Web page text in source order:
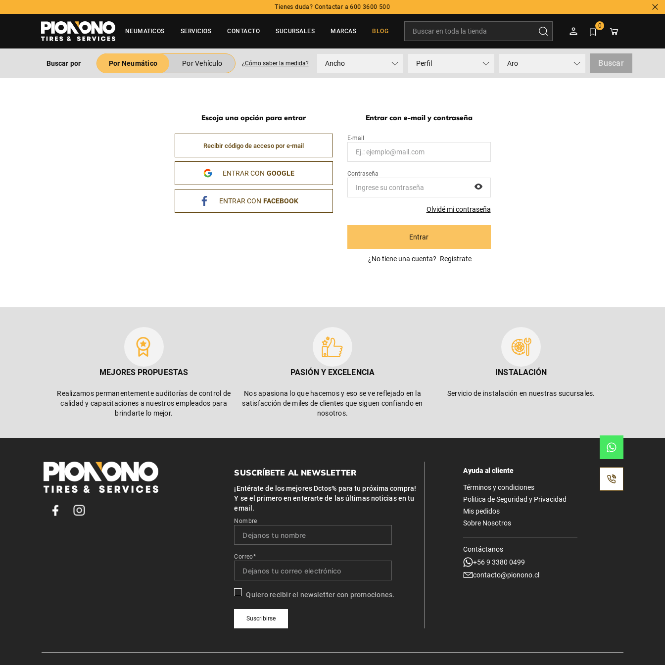
Tienes duda? Contactar a 600 3600 500
NEUMATICOS SERVICIOS CONTACTO SUCURSALES MARCAS BLOG
0
Buscar por Por Neumático Por Vehículo ¿Cómo saber la medida? Ancho Perfil Aro Buscar
Escoja una opción para entrar
Recibir código de acceso por e-mail
ENTRAR CON GOOGLE
ENTRAR CON FACEBOOK
Entrar con e-mail y contraseña
Olvidé mi contraseña
Entrar
¿No tiene una cuenta? Regístrese
MEJORES PROPUESTAS
Realizamos permanentemente auditorías de control de
calidad y capacitaciones a nuestros empleados para
brindarte lo mejor.
PASIÓN Y EXCELENCIA
Nos apasiona lo que hacemos y eso se ve reflejado en la
satisfacción de miles de clientes que siguen confiando en
nosotros.
INSTALACIÓN
Servicio de instalación en nuestras sucursales.
SUSCRÍBETE AL NEWSLETTER
¡Entérate de los mejores Dctos% para tu próxima compra!
Y se el primero en enterarte de las últimas noticias en tu
email.
Nombre
Correo*
Quiero recibir el newsletter con promociones.
Suscribirse
Ayuda al cliente
Términos y condiciones
Politica de Seguridad y Privacidad
Mis pedidos
Sobre Nosotros
Contáctanos
+56 9 3380 0499
contacto@pionono.cl
TÉRMINOS MÁS BUSCADOS
. neumatico
4. 235
5. 245